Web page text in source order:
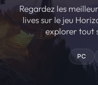
Regardez les
lives sur le jeu
explorer tout
PC